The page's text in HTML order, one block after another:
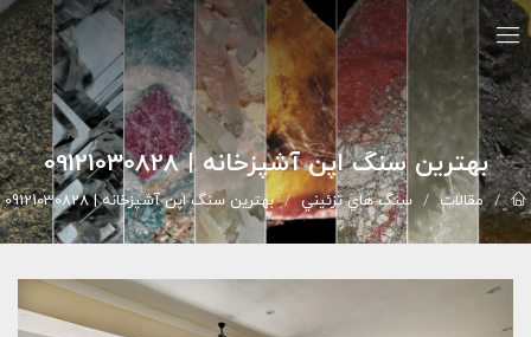
بهترین سنگ اپن آشپزخانه | 09121030828
مقالات سنگ هاي تزئيني بهترین سنگ اپن آشپزخانه | 09121030828